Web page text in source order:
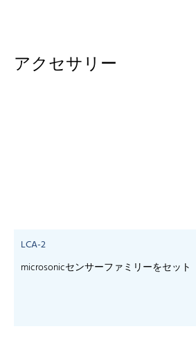
アクセサリー
LCA-2
microsonicセンサーファミリーをセット